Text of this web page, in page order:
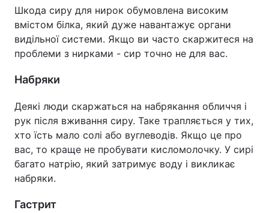
Тема оформлення
Шкода сиру для нирок обумовлена високим
вмістом білка, який дуже навантажує органи
видільної системи. Якщо ви часто скаржитеся на
проблеми з нирками - сир точно не для вас.
Набряки
Деякі люди скаржаться на набрякання обличчя і
рук після вживання сиру. Таке трапляється у тих,
хто їсть мало солі або вуглеводів. Якщо це про
вас, то краще не пробувати кисломолочку. У сирі
багато натрію, який затримує воду і викликає
набряки.
Гастрит